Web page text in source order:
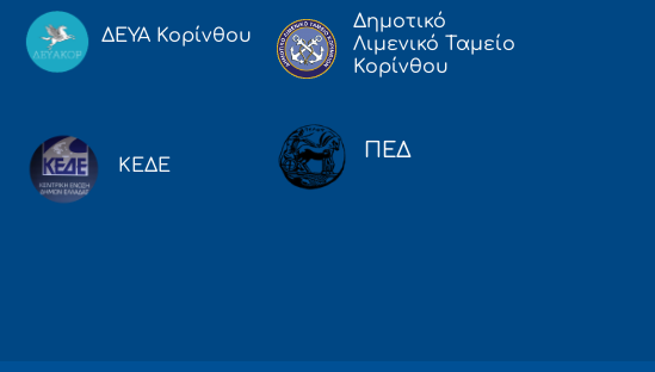
ΔΕΥΑ Κορίνθου
Δημοτικό
Λιμενικό Ταμείο
Κορίνθου
ΚΕΔΕ
ΠΕΔ